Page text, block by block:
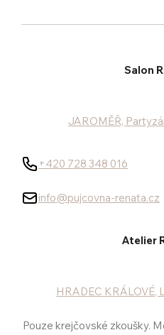
Salon
JAROMĚŘ,
+420 728 348 016
info@pujcovna-renata.cz
Atelier
HRADEC KRÁLOVÉ,
Pouze krejčovské zkoušky.